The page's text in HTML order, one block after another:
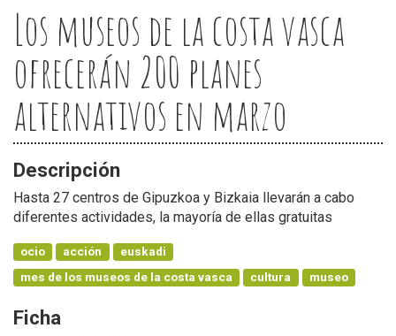
Los museos de la costa vasca
ofrecerán 200 planes
alternativos en marzo
Descripción
Hasta 27 centros de Gipuzkoa y Bizkaia llevarán a cabo
diferentes actividades, la mayoría de ellas gratuitas
ocio acción
euskadi
mes de los museos de la costa vasca
cultura museo
Ficha